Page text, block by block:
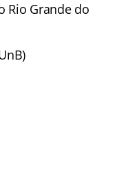
Rio Grande do